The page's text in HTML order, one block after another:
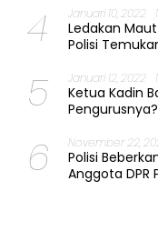
4 Januari 10, 2022
Ledakan
Polisi
5 Januari 12, 2022
Ketua Kadin
Pengurusnya?
6 November 22,
Polisi
Anggota DPR